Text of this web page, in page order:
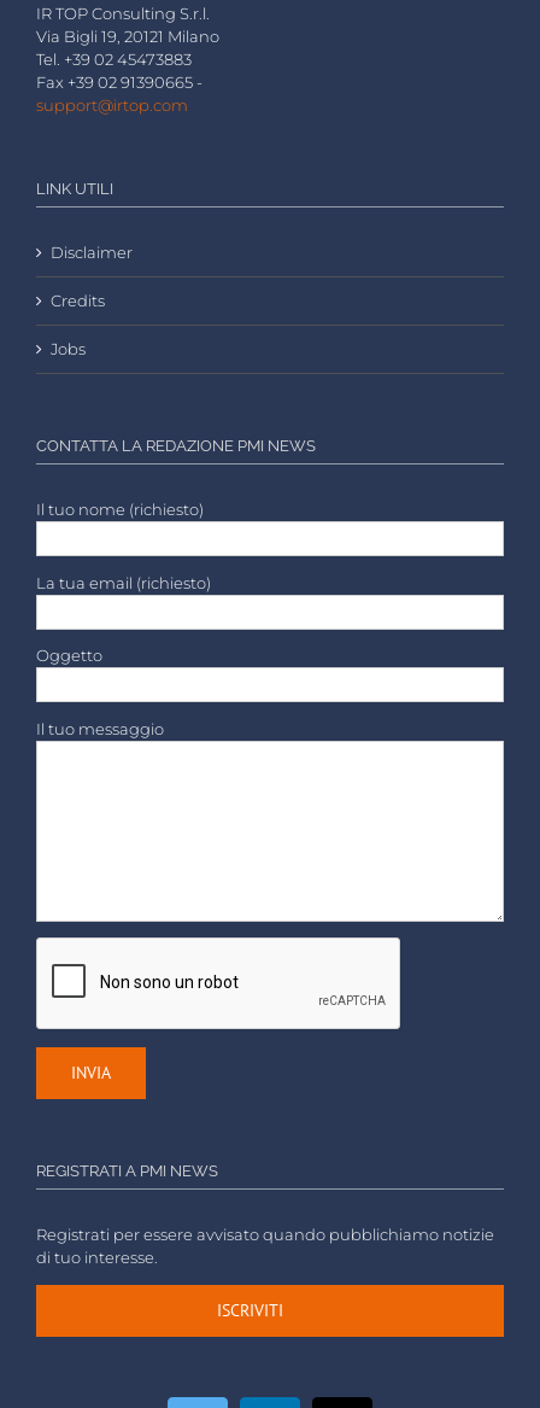
IR TOP Consulting S.r.l.
Via Bigli 19, 20121 Milano
Tel. +39 02 45473883
Fax +39 02 91390665 -
support@irtop.com
LINK UTILI
Disclaimer
Credits
Jobs
CONTATTA LA REDAZIONE PMI NEWS
Il tuo nome (richiesto)
La tua email (richiesto)
Oggetto
Il tuo messaggio
REGISTRATI A PMI NEWS
Registrati per essere avvisato quando pubblichiamo notizie
di tuo interesse.
ISCRIVITI